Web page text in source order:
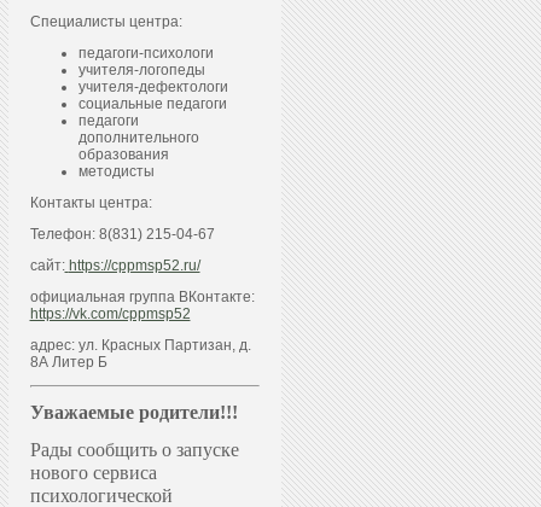
Специалисты центра:
педагоги-психологи
учителя-логопеды
учителя-дефектологи
социальные педагоги
педагоги
дополнительного
образования
методисты
Контакты центра:
Телефон: 8(831) 215-04-67
сайт: https://cppmsp52.ru/
официальная группа ВКонтакте:
https://vk.com/cppmsp52
адрес: ул. Красных Партизан, д.
8А Литер Б
Уважаемые родители!!!
Рады сообщить о запуске
нового сервиса
психологической